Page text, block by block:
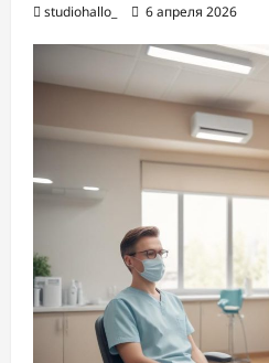
studiohallo_ 6 апреля 2026